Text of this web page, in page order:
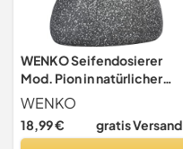
WENKO Seifendosierer
Mod. Pion in natürlicher
Stein-Optik,
wiederbefüllbarer
Pumpspender für
WENKO
18,99 € gratis Versand